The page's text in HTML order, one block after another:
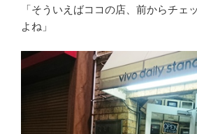
「そういえばココの店、前からチェ
よね」